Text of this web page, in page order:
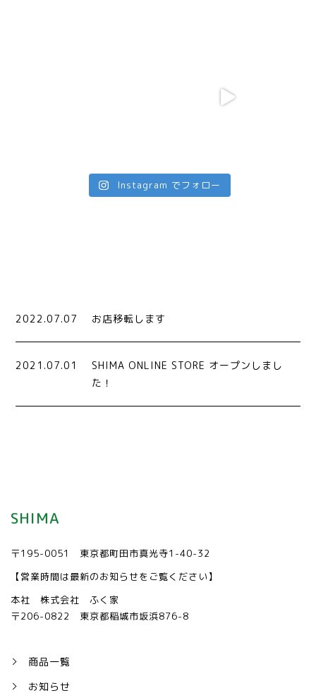
Instagram でフォロー
2022.07.07 お店移転します
2021.07.01
SHIMA ONLINE STORE オープンしまし
た！
SHIMA
〒195-0051 東京都町田市真光寺1-40-32
【営業時間は最新のお知らせをご覧ください】
本社 株式会社 ふく家
〒206-0822 東京都稲城市坂浜876-8
商品一覧
お知らせ